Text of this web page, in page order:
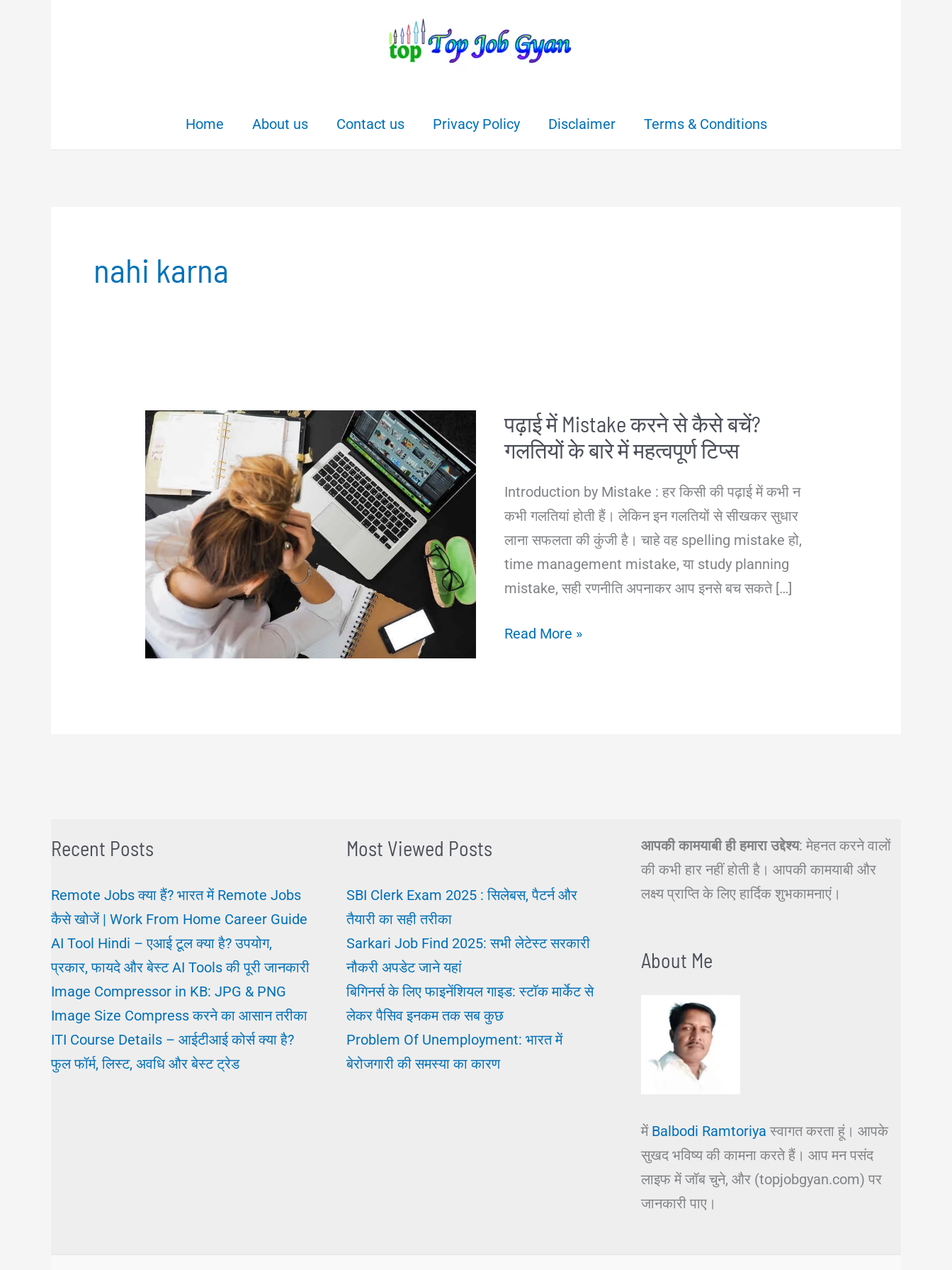
Home About us Contact us Privacy Policy Disclaimer Terms & Conditions
nahi karna
पढ़ाई में Mistake करने से कैसे बचें?
गलतियों के बारे में महत्वपूर्ण टिप्स
Introduction by Mistake : हर किसी की पढ़ाई में कभी न
कभी गलतियां होती हैं। लेकिन इन गलतियों से सीखकर सुधार
लाना सफलता की कुंजी है। चाहे वह spelling mistake हो,
time management mistake, या study planning
mistake, सही रणनीति अपनाकर आप इनसे बच सकते […]
पढ़ाई
महत्वपूर्ण
Read More »
Recent Posts
Remote Jobs क्या हैं? भारत में Remote Jobs
कैसे खोजें | Work From Home Career Guide
AI Tool Hindi – एआई टूल क्या है? उपयोग,
प्रकार, फायदे और बेस्ट AI Tools की पूरी जानकारी
Image Compressor in KB: JPG & PNG
Image Size Compress करने का आसान तरीका
ITI Course Details – आईटीआई कोर्स क्या है?
फुल फॉर्म, लिस्ट, अवधि और बेस्ट ट्रेड
Most Viewed Posts
SBI Clerk Exam 2025 : सिलेबस, पैटर्न और
तैयारी का सही तरीका
Sarkari Job Find 2025: सभी लेटेस्ट सरकारी
नौकरी अपडेट जाने यहां
बिगिनर्स के लिए फाइनेंशियल गाइड: स्टॉक मार्केट से
लेकर पैसिव इनकम तक सब कुछ
Problem Of Unemployment: भारत में
बेरोजगारी की समस्या का कारण
आपकी कामयाबी ही हमारा उद्देश्य: मेहनत करने वालों
की कभी हार नहीं होती है। आपकी कामयाबी और
लक्ष्य प्राप्ति के लिए हार्दिक शुभकामनाएं।
About Me
में Balbodi Ramtoriya स्वागत करता हूं। आपके
सुखद भविष्य की कामना करते हैं। आप मन पसंद
लाइफ में जॉब चुने, और (topjobgyan.com) पर
जानकारी पाए।